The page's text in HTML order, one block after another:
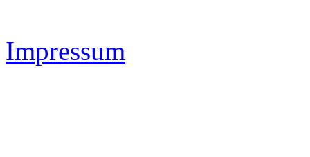
Impressum